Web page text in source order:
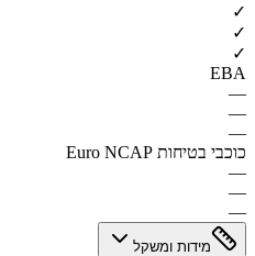
✓
✓
✓
EBA
—
—
—
כוכבי בטיחות Euro NCAP
—
—
—
מידות ומשקל